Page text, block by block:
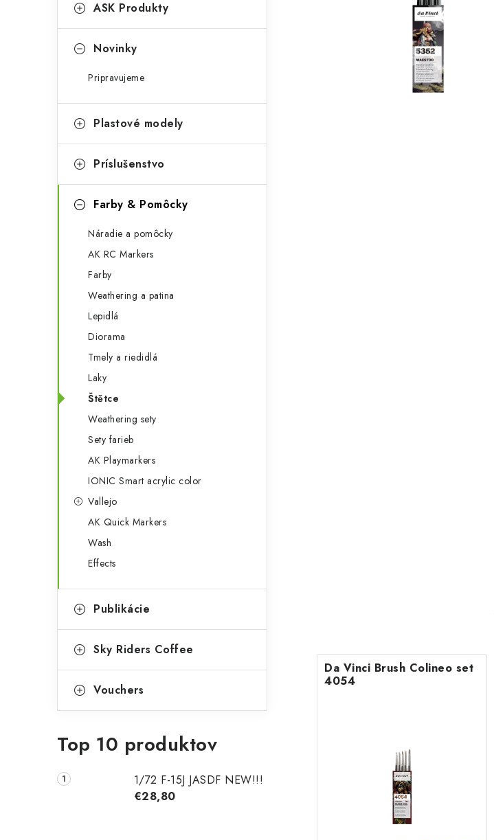
ý
n
l
ó
e
ASK Produkty
Novinky
Pripravujeme
Plastové modely
Príslušenstvo
Farby & Pomôcky
Náradie a pomôcky
AK RC Markers
Farby
Weathering a patina
Lepidlá
Diorama
Tmely a riedidlá
Laky
Štětce
Weathering sety
Sety farieb
AK Playmarkers
IONIC Smart acrylic color
Vallejo
AK Quick Markers
Wash
Effects
Publikácie
Sky Riders Coffee
Vouchers
Top 10 produktov
1/72 F-15J JASDF NEW!!!
€28,80
Da Vinci Brush Colineo set
4054